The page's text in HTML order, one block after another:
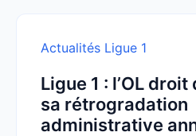
Actualités Ligue 1
Ligue 1 : l’OL
sa rétrogradation
administrative